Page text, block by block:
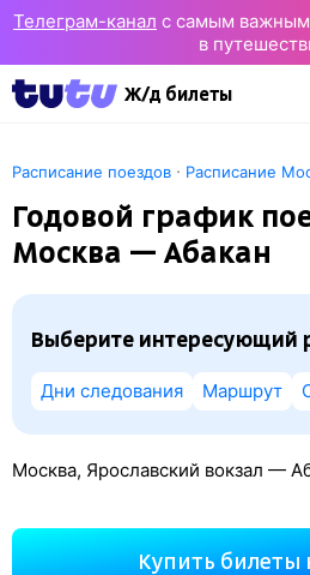
Телеграм-канал с самым
в
Ж/д билеты
Расписание поездов · Расписание
Годовой график
Москва — Абакан
Выберите интересующий
Дни следования Маршрут
Москва, Ярославский вокзал —
Купить билеты